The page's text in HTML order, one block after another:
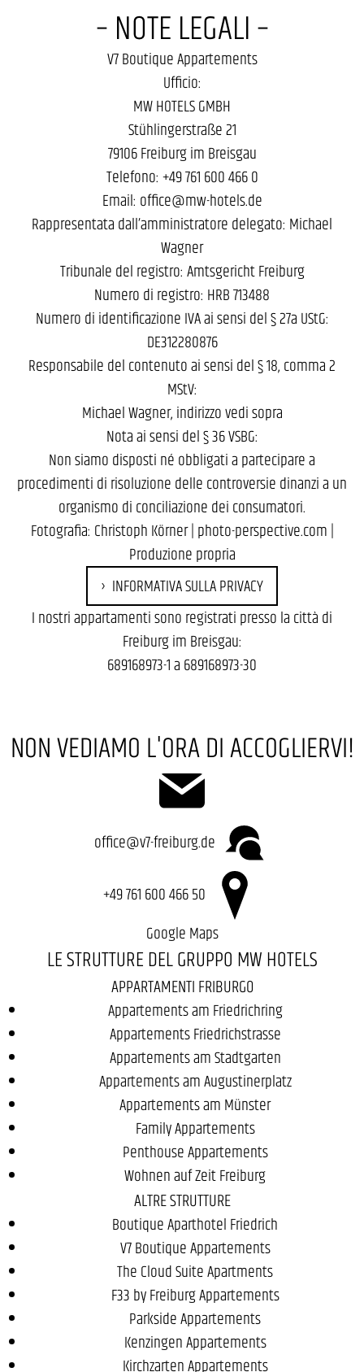
– NOTE LEGALI –
V7 Boutique Appartements
Ufficio:
MW HOTELS GMBH
Stühlingerstraße 21
79106 Freiburg im Breisgau
Telefono: +49 761 600 466 0
Email: office@mw-hotels.de
Rappresentata dall’amministratore delegato: Michael
Wagner
Tribunale del registro: Amtsgericht Freiburg
Numero di registro: HRB 713488
Numero di identificazione IVA ai sensi del § 27a UStG:
DE312280876
Responsabile del contenuto ai sensi del § 18, comma 2
MStV:
Michael Wagner, indirizzo vedi sopra
Nota ai sensi del § 36 VSBG:
Non siamo disposti né obbligati a partecipare a
procedimenti di risoluzione delle controversie dinanzi a un
organismo di conciliazione dei consumatori.
Fotografia: Christoph Körner | photo-perspective.com |
Produzione propria
INFORMATIVA SULLA PRIVACY
I nostri appartamenti sono registrati presso la città di
Freiburg im Breisgau:
689168973-1 a 689168973-30
NON VEDIAMO L'ORA DI ACCOGLIERVI!
office@v7-freiburg.de
+49 761 600 466 50
Google Maps
LE STRUTTURE DEL GRUPPO MW HOTELS
APPARTAMENTI FRIBURGO
Appartements am Friedrichring
Appartements Friedrichstrasse
Appartements am Stadtgarten
Appartements am Augustinerplatz
Appartements am Münster
Family Appartements
Penthouse Appartements
Wohnen auf Zeit Freiburg
ALTRE STRUTTURE
Boutique Aparthotel Friedrich
V7 Boutique Appartements
The Cloud Suite Apartments
F33 by Freiburg Appartements
Parkside Appartements
Kenzingen Appartements
Kirchzarten Appartements